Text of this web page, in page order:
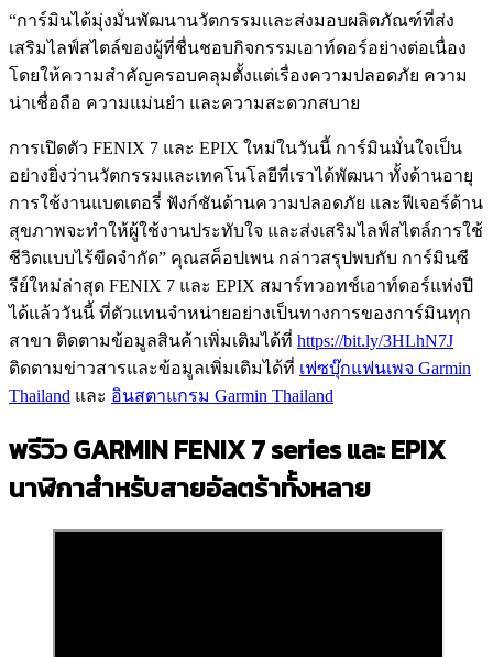
“การ์มินได้มุ่งมั่นพัฒนานวัตกรรมและส่งมอบผลิตภัณฑ์ที่ส่ง
เสริมไลฟ์สไตล์ของผู้ที่ชื่นชอบกิจกรรมเอาท์ดอร์อย่างต่อเนื่อง
โดยให้ความสำคัญครอบคลุมตั้งแต่เรื่องความปลอดภัย ความ
น่าเชื่อถือ ความแม่นยำ และความสะดวกสบาย
การเปิดตัว FENIX 7 และ EPIX ใหม่ในวันนี้ การ์มินมั่นใจเป็น
อย่างยิ่งว่านวัตกรรมและเทคโนโลยีที่เราได้พัฒนา ทั้งด้านอายุ
การใช้งานแบตเตอรี่ ฟังก์ชันด้านความปลอดภัย และฟีเจอร์ด้าน
สุขภาพจะทำให้ผู้ใช้งานประทับใจ และส่งเสริมไลฟ์สไตล์การใช้
ชีวิตแบบไร้ขีดจำกัด” คุณสค็อปเพน กล่าวสรุปพบกับ การ์มินซี
รีย์ใหม่ล่าสุด FENIX 7 และ EPIX สมาร์ทวอทช์เอาท์ดอร์แห่งปี
ได้แล้ววันนี้ ที่ตัวแทนจำหน่ายอย่างเป็นทางการของการ์มินทุก
สาขา ติดตามข้อมูลสินค้าเพิ่มเติมได้ที่ https://bit.ly/3HLhN7J
ติดตามข่าวสารและข้อมูลเพิ่มเติมได้ที่ เฟซบุ๊กแฟนเพจ Garmin
Thailand และ อินสตาแกรม Garmin Thailand
พรีวิว GARMIN FENIX 7 series และ EPIX
นาฬิกาสำหรับสายอัลตร้าทั้งหลาย